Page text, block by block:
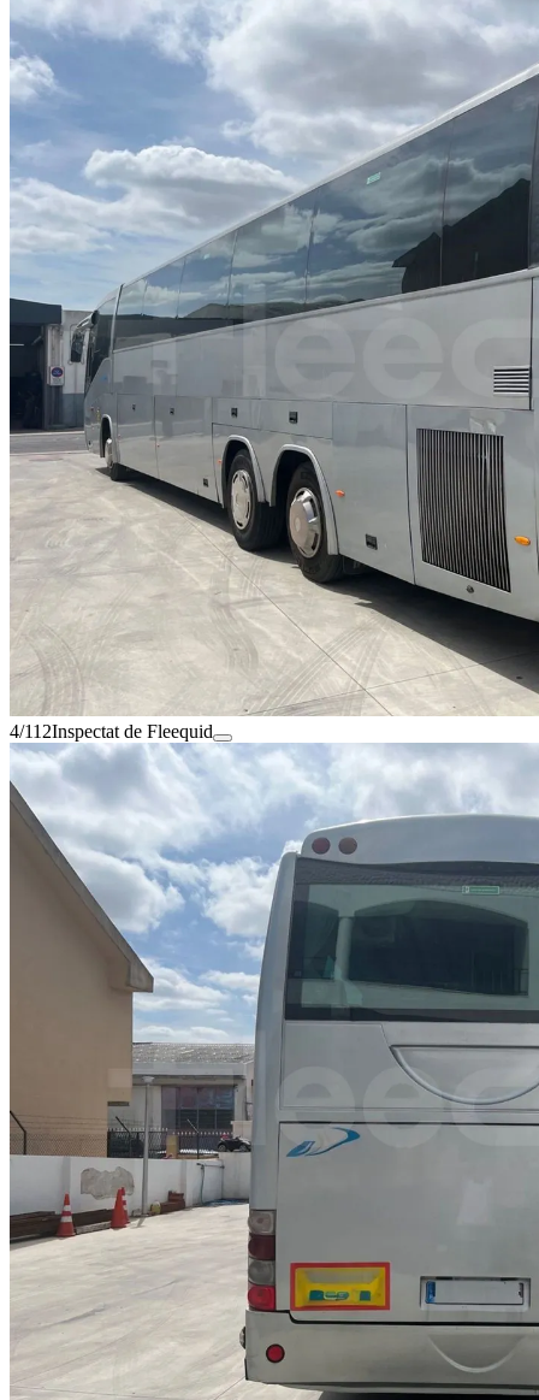
4/112Inspectat de Fleequid